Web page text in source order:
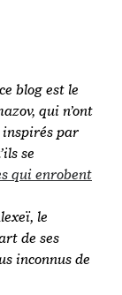
blog est le
qui n’ont
par
se
qui enrobent
le
de ses
inconnus de